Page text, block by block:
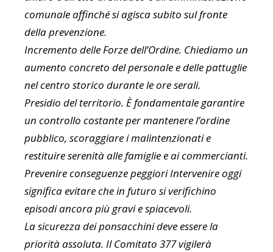
comunale affinché si agisca subito sul fronte
della prevenzione.
Incremento delle Forze dell’Ordine. Chiediamo un
aumento concreto del personale e delle pattuglie
nel centro storico durante le ore serali.
Presidio del territorio. È fondamentale garantire
un controllo costante per mantenere l’ordine
pubblico, scoraggiare i malintenzionati e
restituire serenità alle famiglie e ai commercianti.
Prevenire conseguenze peggiori Intervenire oggi
significa evitare che in futuro si verifichino
episodi ancora più gravi e spiacevoli.
La sicurezza dei ponsacchini deve essere la
priorità assoluta. Il Comitato 377 vigilerà